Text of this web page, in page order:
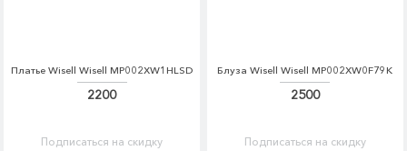
Платье Wisell Wisell MP002XW1HLSD
2200
Подписаться на скидку
Блуза Wisell Wisell MP002XW0F79K
2500
Подписаться на скидку